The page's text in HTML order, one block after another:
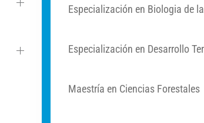
Especialización en Biologia de
Especialización en Desarrollo
Maestría en Ciencias Forestales